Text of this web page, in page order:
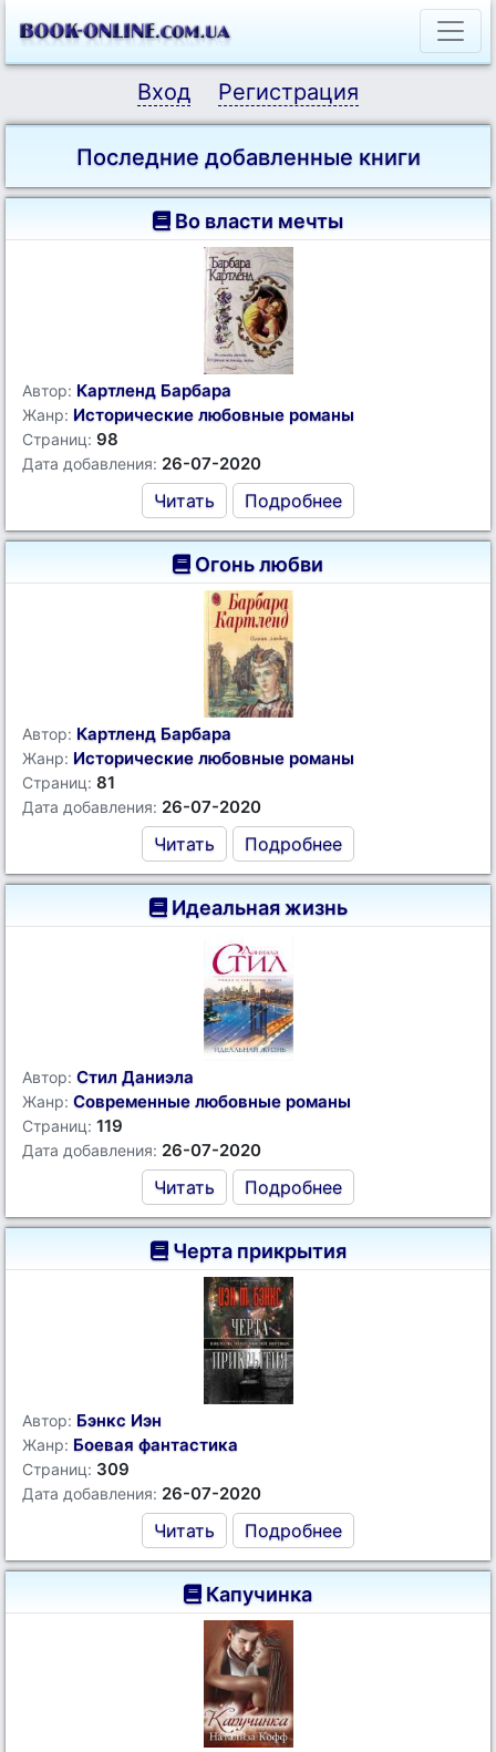
Вход Регистрация
Последние добавленные книги
Во власти мечты
Автор: Картленд Барбара
Жанр: Исторические любовные романы
Страниц: 98
Дата добавления: 26-07-2020
Читать Подробнее
Огонь любви
Автор: Картленд Барбара
Жанр: Исторические любовные романы
Страниц: 81
Дата добавления: 26-07-2020
Читать Подробнее
Идеальная жизнь
Автор: Стил Даниэла
Жанр: Современные любовные романы
Страниц: 119
Дата добавления: 26-07-2020
Читать Подробнее
Черта прикрытия
Автор: Бэнкс Иэн
Жанр: Боевая фантастика
Страниц: 309
Дата добавления: 26-07-2020
Читать Подробнее
Капучинка